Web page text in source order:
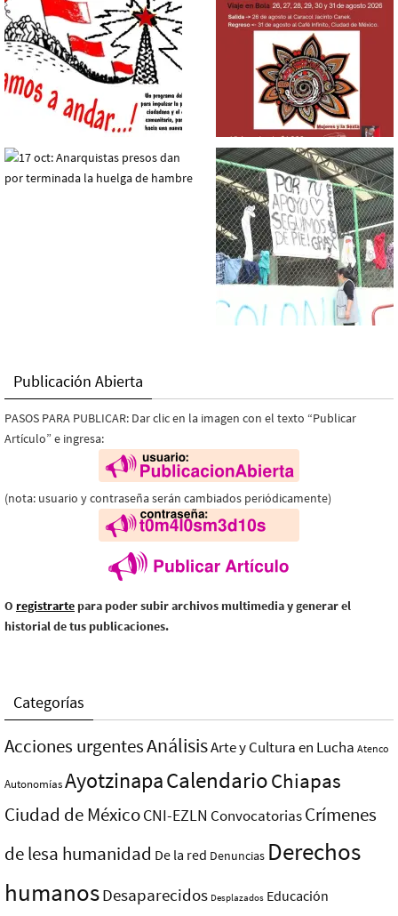
Publicación Abierta
PASOS PARA PUBLICAR: Dar clic en la imagen con el texto “Publicar
Artículo” e ingresa:
(nota: usuario y contraseña serán cambiados periódicamente)
O registrarte para poder subir archivos multimedia y generar el
historial de tus publicaciones.
Categorías
Acciones urgentesAnálisisArte y Cultura en Lucha Atenco
AutonomíasAyotzinapaCalendarioChiapas
Ciudad de MéxicoCNI-EZLN ConvocatoriasCrímenes
de lesa humanidad De la red Denuncias Derechos
humanosDesaparecidos Desplazados Educación